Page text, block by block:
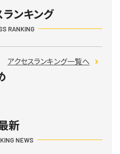
ランキング
RANKING
アクセスランキング一覧へ
新
NEWS